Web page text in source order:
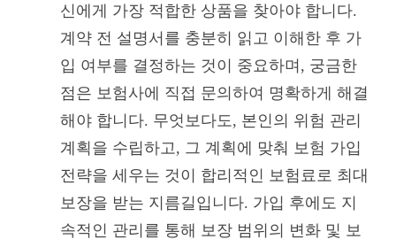
신에게 가장 적합한 상품을 찾아야 합니다.
계약 전 설명서를 충분히 읽고 이해한 후 가
입 여부를 결정하는 것이 중요하며, 궁금한
점은 보험사에 직접 문의하여 명확하게 해결
해야 합니다. 무엇보다도, 본인의 위험 관리
계획을 수립하고, 그 계획에 맞춰 보험 가입
전략을 세우는 것이 합리적인 보험료로 최대
보장을 받는 지름길입니다. 가입 후에도 지
속적인 관리를 통해 보장 범위의 변화 및 보